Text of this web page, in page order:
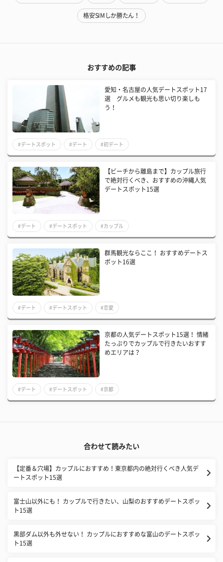
格安SIMしか勝たん！
おすすめの記事
愛知・名古屋の人気デートスポット17
選 グルメも観光も思い切り楽しも
う！
#デートスポット #デート #初デート
【ビーチから離島まで】カップル旅行
で絶対行くべき、おすすめの沖縄人気
デートスポット15選
#デート #デートスポット #カップル
群馬観光ならここ！ おすすめデートス
ポット16選
#デート #デートスポット #恋愛
京都の人気デートスポット15選！ 情緒
たっぷりでカップルで行きたいおすす
めエリアは？
#デート #デートスポット #京都
合わせて読みたい
【定番＆穴場】カップルにおすすめ！東京都内の絶対行くべき人気デ
ートスポット15選
富士山以外にも！ カップルで行きたい、山梨のおすすめデートスポッ
ト15選
黒部ダム以外も外せない！ カップルにおすすめな富山のデートスポッ
ト15選